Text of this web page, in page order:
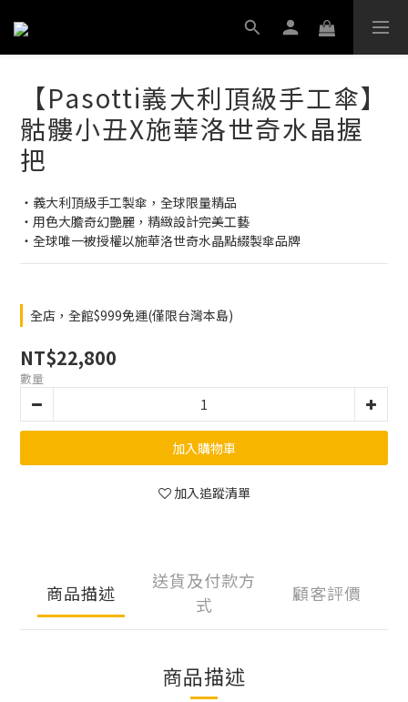
【Pasotti義大利頂級手工傘】
骷髏小丑X施華洛世奇水晶握
把
‧義大利頂級手工製傘，全球限量精品
‧用色大膽奇幻艷麗，精緻設計完美工藝
‧全球唯一被授權以施華洛世奇水晶點綴製傘品牌
全店，全館$999免運(僅限台灣本島)
NT$22,800
數量
加入購物車
加入追蹤清單
商品描述
送貨及付款方
式
顧客評價
商品描述